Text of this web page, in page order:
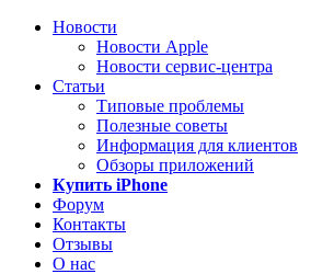
Новости
Новости Apple
Новости сервис-центра
Статьи
Типовые проблемы
Полезные советы
Информация для клиентов
Обзоры приложений
Купить iPhone
Форум
Контакты
Отзывы
О нас